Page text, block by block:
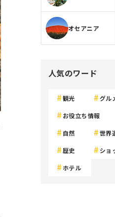
オセアニア
人気のワード
観光 グル
お役立ち情報
自然 世界
歴史 ショ
ホテル